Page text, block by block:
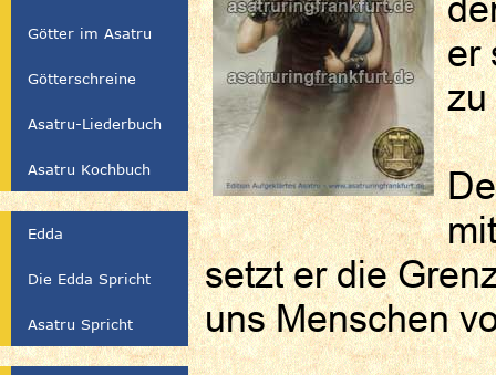
er
zu
setzt er die
uns Menschen
Götter im Asatru
Götterschreine
Asatru-Liederbuch
Asatru Kochbuch
Edda
Die Edda Spricht
Asatru Spricht